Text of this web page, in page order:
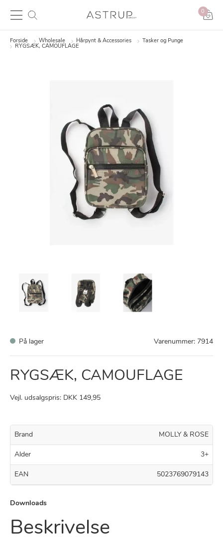
0
Forside Wholesale Hårpynt & Accessories
Tasker og Punge
RYGSÆK, CAMOUFLAGE
På lager Varenummer: 7914
RYGSÆK, CAMOUFLAGE
Vejl. udsalgspris: DKK 149,95
Brand MOLLY & ROSE
Alder 3+
EAN 5023769079143
Downloads
Beskrivelse